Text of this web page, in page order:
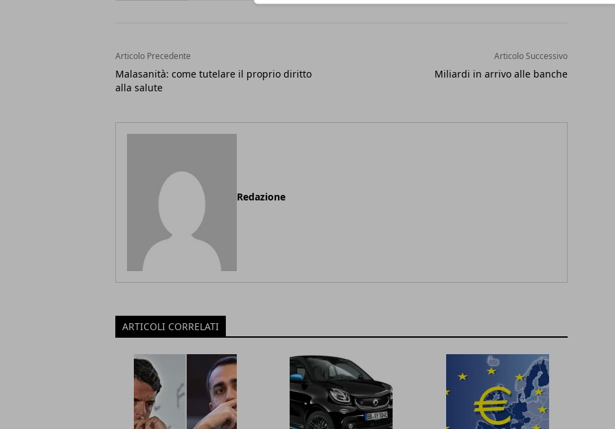
Articolo Precedente
Malasanità: come tutelare il proprio diritto
alla salute
Articolo Successivo
Miliardi in arrivo alle banche
Redazione
ARTICOLI CORRELATI